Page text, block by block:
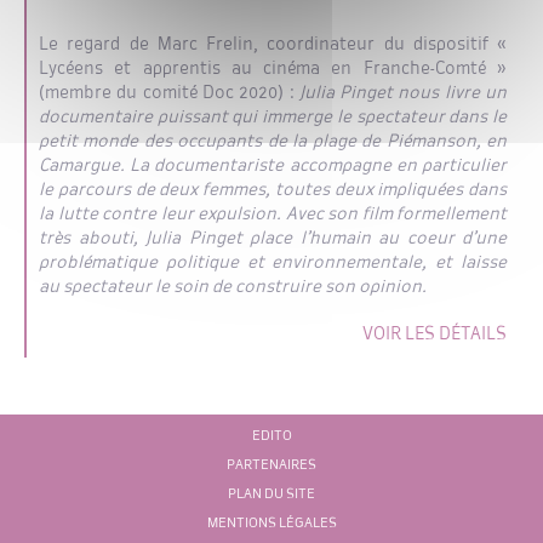
Le regard de Marc Frelin, coordinateur du dispositif «
Lycéens et apprentis au cinéma en Franche-Comté »
(membre du comité Doc 2020) : Julia Pinget nous livre un
documentaire puissant qui immerge le spectateur dans le
petit monde des occupants de la plage de Piémanson, en
Camargue. La documentariste accompagne en particulier
le parcours de deux femmes, toutes deux impliquées dans
la lutte contre leur expulsion. Avec son film formellement
très abouti, Julia Pinget place l’humain au coeur d’une
problématique politique et environnementale, et laisse
au spectateur le soin de construire son opinion.
VOIR LES DÉTAILS
EDITO
PARTENAIRES
PLAN DU SITE
MENTIONS LÉGALES